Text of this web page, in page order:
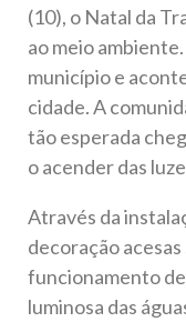
(10), o Natal da
ao meio
município e
cidade. A
tão esperada
o acender das
Através da
decoração
funcionamento
luminosa das